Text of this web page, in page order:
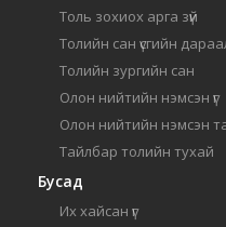
Толь зохиох арга зүй
Толийн сан үсгийн
Толийн зургийн сан
Олон нийтийн нэмсэн үг
Олон нийтийн нэмсэн
Тайлбар толийн тухай
Бусад
Их хайсан үг